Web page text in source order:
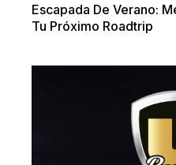
Escapada De Verano:
Tu Próximo Roadtrip